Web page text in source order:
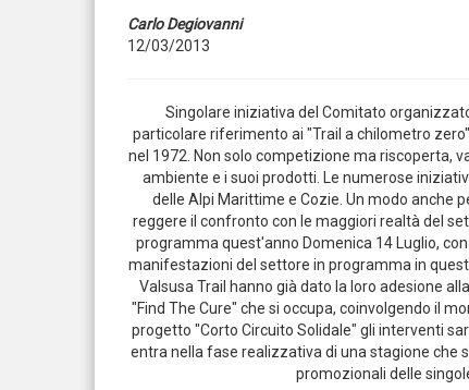
Carlo Degiovanni
12/03/2013
Singolare iniziativa del Comitato
particolare riferimento ai "Trail a chilometro
nel 1972. Non solo competizione ma riscoperta,
ambiente e i suoi prodotti. Le numerose
delle Alpi Marittime e Cozie. Un modo anche
reggere il confronto con le maggiori realtà del
programma quest'anno Domenica 14 Luglio,
manifestazioni del settore in programma in
Valsusa Trail hanno già dato la loro adesione
"Find The Cure" che si occupa, coinvolgendo il
progetto "Corto Circuito Solidale" gli interventi
entra nella fase realizzativa di una stagione che
promozionali delle